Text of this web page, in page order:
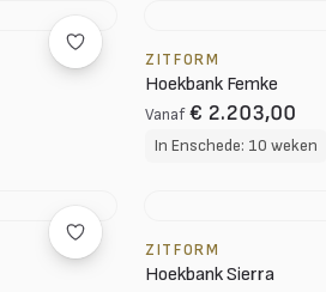
ZITFORM
Hoekbank Femke
Vanaf € 2.203,00
In Enschede: 10 weken
ZITFORM
Hoekbank Sierra